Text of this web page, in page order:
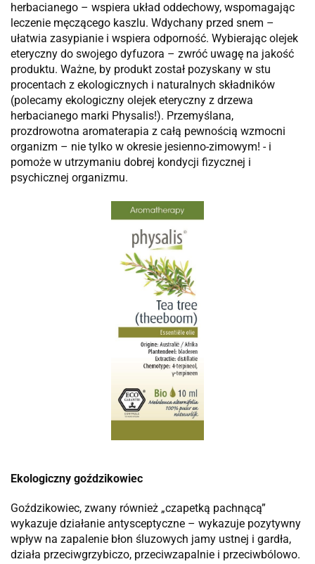
herbacianego – wspiera układ oddechowy, wspomagając
leczenie męczącego kaszlu. Wdychany przed snem –
ułatwia zasypianie i wspiera odporność. Wybierając olejek
eteryczny do swojego dyfuzora – zwróć uwagę na jakość
produktu. Ważne, by produkt został pozyskany w stu
procentach z ekologicznych i naturalnych składników
(polecamy ekologiczny olejek eteryczny z drzewa
herbacianego marki Physalis!). Przemyślana,
prozdrowotna aromaterapia z całą pewnością wzmocni
organizm – nie tylko w okresie jesienno-zimowym! - i
pomoże w utrzymaniu dobrej kondycji fizycznej i
psychicznej organizmu.
Ekologiczny goździkowiec
Goździkowiec, zwany również „czapetką pachnącą”
wykazuje działanie antysceptyczne – wykazuje pozytywny
wpływ na zapalenie błon śluzowych jamy ustnej i gardła,
działa przeciwgrzybiczo, przeciwzapalnie i przeciwbólowo.